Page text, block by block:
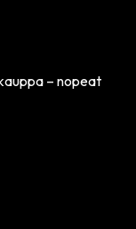
– nopeat